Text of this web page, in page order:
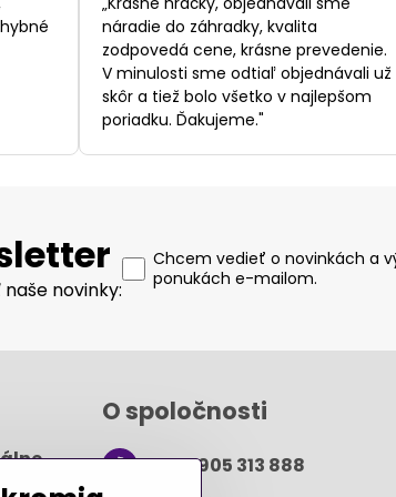
náradie do záhradky, kvalita
zodpovedá cene, krásne prevedenie.
V minulosti sme odtiaľ objednávali už
skôr a tiež bolo všetko v najlepšom
poriadku. Ďakujeme."
novinky:
Chcem vedieť o novinkách a
ponukách e-mailom.
O spoločnosti
+421 905 313 888